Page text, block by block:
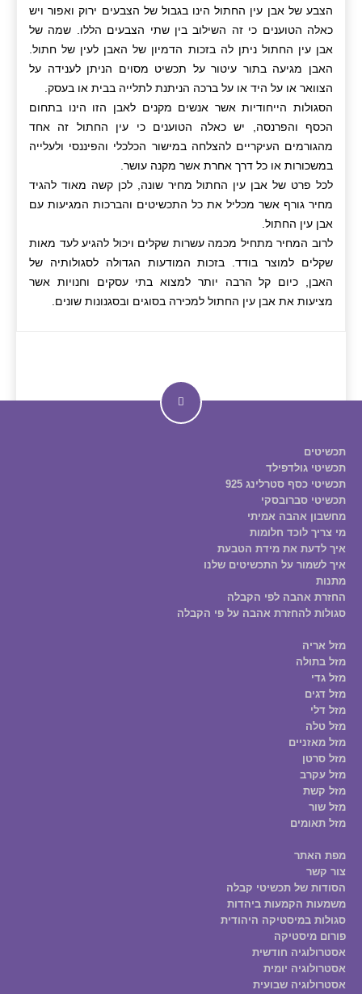
הצבע של אבן עין החתול הינו בגבול של הצבעים ירוק ואפור ויש
כאלה הטוענים כי זה השילוב בין שתי הצבעים הללו. שמה של
אבן עין החתול ניתן לה בזכות הדמיון של האבן לעין של חתול.
האבן מגיעה בתור עיטור על תכשיט מסוים הניתן לענידה על
הצוואר או על היד או על ברכה הניתנת לתלייה בבית או בעסק.
הסגולות הייחודיות אשר אנשים מקנים לאבן הזו הינו בתחום
הכסף והפרנסה, יש כאלה הטוענים כי עין החתול זה אחד
מהגורמים העיקריים להצלחה במישור הכלכלי והפיננסי ולעלייה
במשכורות או כל דרך אחרת אשר מקנה עושר.
לכל פרט של אבן עין החתול מחיר שונה, לכן קשה מאוד להגיד
מחיר גורף אשר מכליל את כל התכשיטים והברכות המגיעות עם
אבן עין החתול.
לרוב המחיר מתחיל מכמה עשרות שקלים ויכול להגיע לעד מאות
שקלים למוצר בודד. בזכות המודעות הגדולה לסגולותיה של
האבן, כיום קל הרבה יותר למצוא בתי עסקים וחנויות אשר
מציעות את אבן עין החתול למכירה בסוגים ובסגנונות שונים.
תכשיטים
תכשיטי גולדפילד
תכשיטי כסף סטרלינג 925
תכשיטי סברובסקי
מחשבון אהבה אמיתי
מי צריך לוכד חלומות
איך לדעת את מידת הטבעת
איך לשמור על התכשיטים שלנו
מתנות
החזרת אהבה לפי הקבלה
סגולות להחזרת אהבה על פי הקבלה
מזל אריה
מזל בתולה
מזל גדי
מזל דגים
מזל דלי
מזל טלה
מזל מאזניים
מזל סרטן
מזל עקרב
מזל קשת
מזל שור
מזל תאומים
מפת האתר
צור קשר
הסודות של תכשיטי קבלה
משמעות הקמעות ביהדות
סגולות במיסטיקה היהודית
פורום מיסטיקה
אסטרולוגיה חודשית
אסטרולוגיה יומית
אסטרולוגיה שבועית